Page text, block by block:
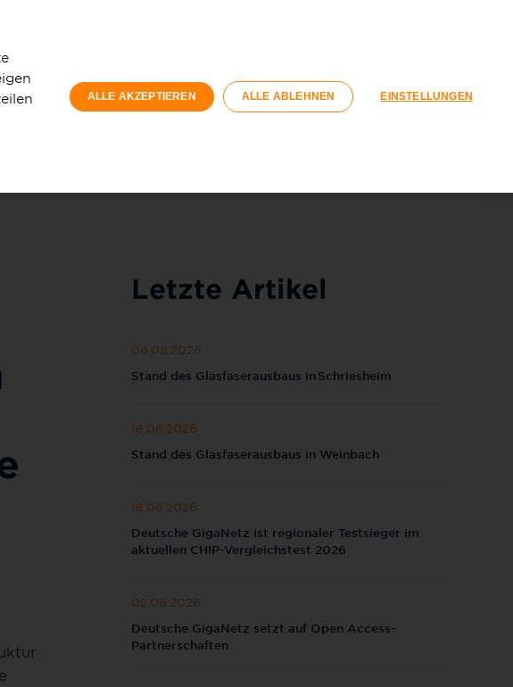
Login
Letzte Artikel
04.08.2026
Stand des Glasfaserausbaus in Schriesheim
18.06.2026
Stand des Glasfaserausbaus in Weinbach
18.06.2026
Deutsche GigaNetz ist regionaler Testsieger im
aktuellen CHIP-Vergleichstest 2026
02.06.2026
Deutsche GigaNetz setzt auf Open Access-
Partnerschaften
ALLE AKZEPTIEREN ALLE ABLEHNEN EINSTELLUNGEN